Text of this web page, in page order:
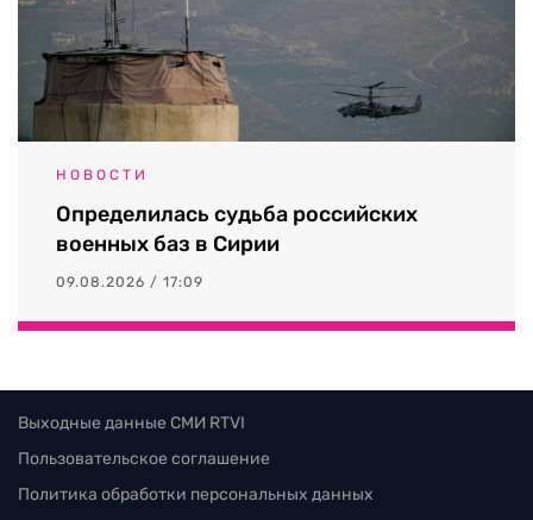
НОВОСТИ
Определилась судьба российских
военных баз в Сирии
09.08.2026 / 17:09
Выходные данные СМИ RTVI
Пользовательское соглашение
Политика обработки персональных данных